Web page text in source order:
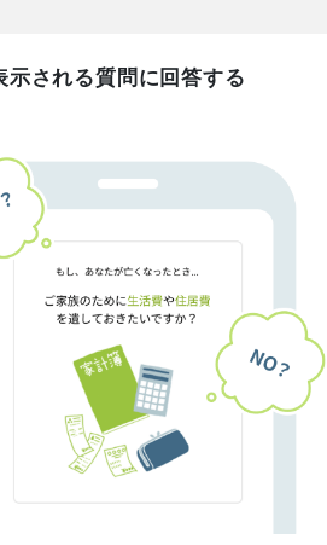
示される質問に回答する